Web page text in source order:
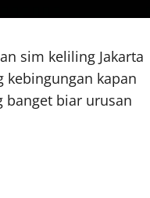
sim keliling Jakarta
kebingungan kapan
banget biar urusan